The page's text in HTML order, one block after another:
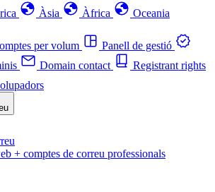
Àsia Àfrica
Oceania
per volum
Panell de gestió
Domain contact
Registrant rights
+ comptes de correu professionals